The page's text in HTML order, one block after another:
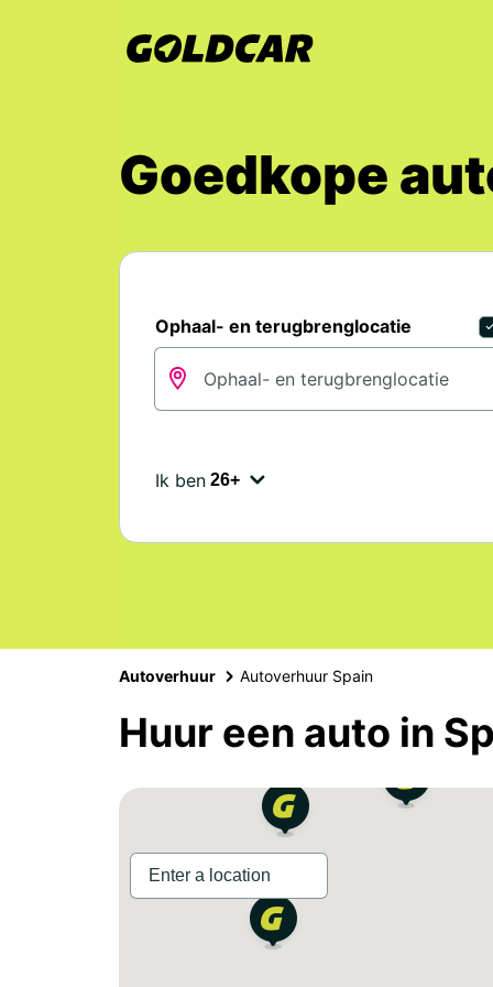
Goedkope
Ophaal- en terugbrenglocatie
Ik ben
Autoverhuur Autoverhuur Spain
Huur een auto in